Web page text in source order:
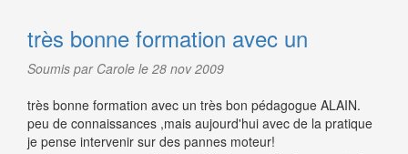
très bonne formation avec un
Soumis par Carole le 28 nov 2009
très bonne formation avec un très bon pédagogue ALAIN.
peu de connaissances ,mais aujourd'hui avec de la pratique
je pense intervenir sur des pannes moteur!